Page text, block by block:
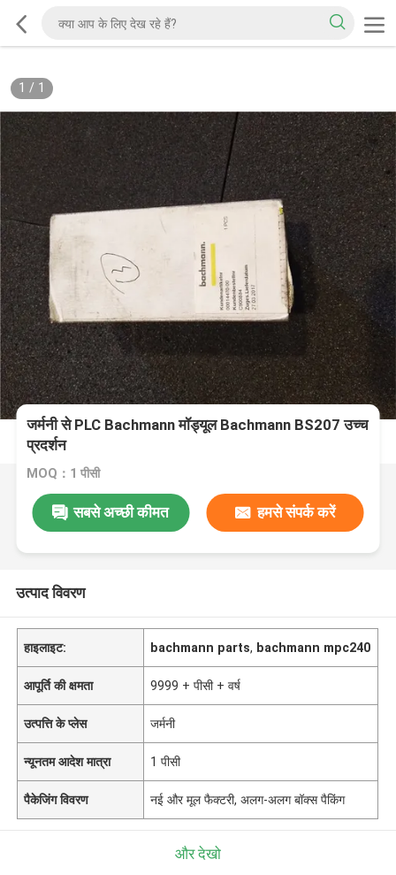
1 / 1
जर्मनी से PLC Bachmann मॉड्यूल Bachmann BS207 उच्च
प्रदर्शन
MOQ：1 पीसी
सबसे अच्छी कीमत हमसे संपर्क करें
उत्पाद विवरण
हाइलाइट: bachmann parts, bachmann mpc240
आपूर्ति की क्षमता 9999 + पीसी + वर्ष
उत्पत्ति के प्लेस जर्मनी
न्यूनतम आदेश मात्रा 1 पीसी
पैकेजिंग विवरण नई और मूल फैक्टरी, अलग-अलग बॉक्स पैकिंग
और देखो